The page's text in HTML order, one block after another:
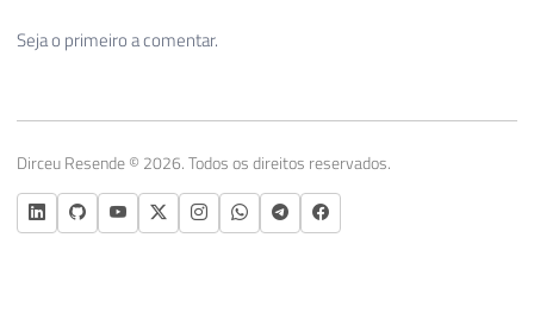
Seja o primeiro a comentar.
Dirceu Resende © 2026. Todos os direitos reservados.